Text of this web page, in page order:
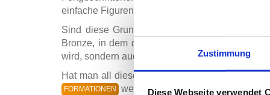
Zustimmung
Diese Webseite verwendet
einfache Figuren der gängigsten Tänze.
Sind diese Grundlagen gelegt entscheiden
Bronze, in dem die Samba eingeführt wird,
wird, sondern auch durch Technik- und
Hat man all diese Kurse durchlaufen, ist für
FORMATIONEN
weiter ausgeübt wird. Denn zu